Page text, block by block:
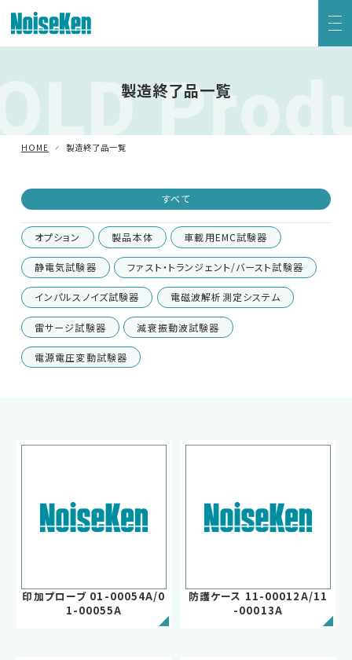
製造終了品一覧
HOME 製造終了品一覧
すべて
オプション 製品本体 車載用EMC試験器
静電気試験器 ファスト・トランジェント/バースト試験器
インパルスノイズ試験器 電磁波解析測定システム
雷サージ試験器 減衰振動波試験器
電源電圧変動試験器
印加プローブ 01-00054A/0
1-00055A
防護ケース 11-00012A/11
-00013A
EMC試験器トップ
ファスト・トランジェント/バースト試験器
雷サージ試験器
電源電圧変動試験器・その他試験器
減衰振動波試験器